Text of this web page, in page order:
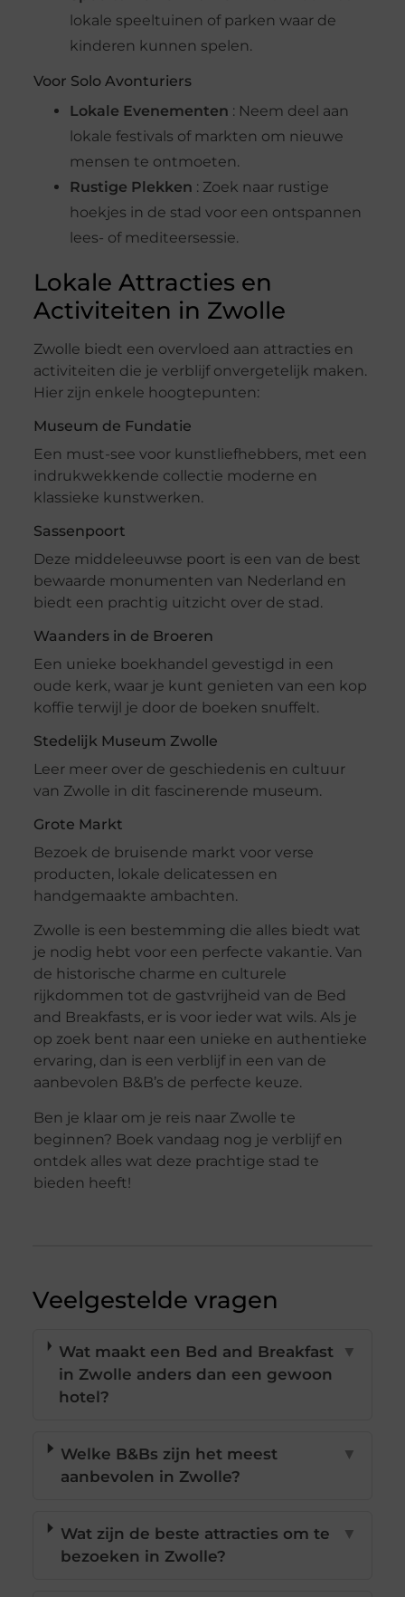
lokale speeltuinen of parken waar de
kinderen kunnen spelen.
Voor Solo Avonturiers
Lokale Evenementen : Neem deel aan
lokale festivals of markten om nieuwe
mensen te ontmoeten.
Rustige Plekken : Zoek naar rustige
hoekjes in de stad voor een ontspannen
lees- of mediteersessie.
Lokale Attracties en
Activiteiten in Zwolle
Zwolle biedt een overvloed aan attracties en
activiteiten die je verblijf onvergetelijk maken.
Hier zijn enkele hoogtepunten:
Museum de Fundatie
Een must-see voor kunstliefhebbers, met een
indrukwekkende collectie moderne en
klassieke kunstwerken.
Sassenpoort
Deze middeleeuwse poort is een van de best
bewaarde monumenten van Nederland en
biedt een prachtig uitzicht over de stad.
Waanders in de Broeren
Een unieke boekhandel gevestigd in een
oude kerk, waar je kunt genieten van een kop
koffie terwijl je door de boeken snuffelt.
Stedelijk Museum Zwolle
Leer meer over de geschiedenis en cultuur
van Zwolle in dit fascinerende museum.
Grote Markt
Bezoek de bruisende markt voor verse
producten, lokale delicatessen en
handgemaakte ambachten.
Zwolle is een bestemming die alles biedt wat
je nodig hebt voor een perfecte vakantie. Van
de historische charme en culturele
rijkdommen tot de gastvrijheid van de Bed
and Breakfasts, er is voor ieder wat wils. Als je
op zoek bent naar een unieke en authentieke
ervaring, dan is een verblijf in een van de
aanbevolen B&B’s de perfecte keuze.
Ben je klaar om je reis naar Zwolle te
beginnen? Boek vandaag nog je verblijf en
ontdek alles wat deze prachtige stad te
bieden heeft!
Veelgestelde vragen
Wat maakt een Bed and Breakfast
in Zwolle anders dan een gewoon
hotel?
▼
Welke B&Bs zijn het meest
aanbevolen in Zwolle?
▼
Wat zijn de beste attracties om te
bezoeken in Zwolle?
▼